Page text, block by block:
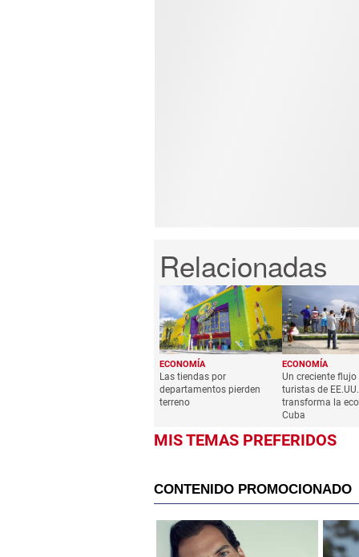
ECONOMÍA
Las tiendas por
departamentos pierden
terreno
ECONOMÍA
Un creciente flujo
turistas de EE.UU.
transforma la
Cuba
MIS TEMAS PREFERIDOS